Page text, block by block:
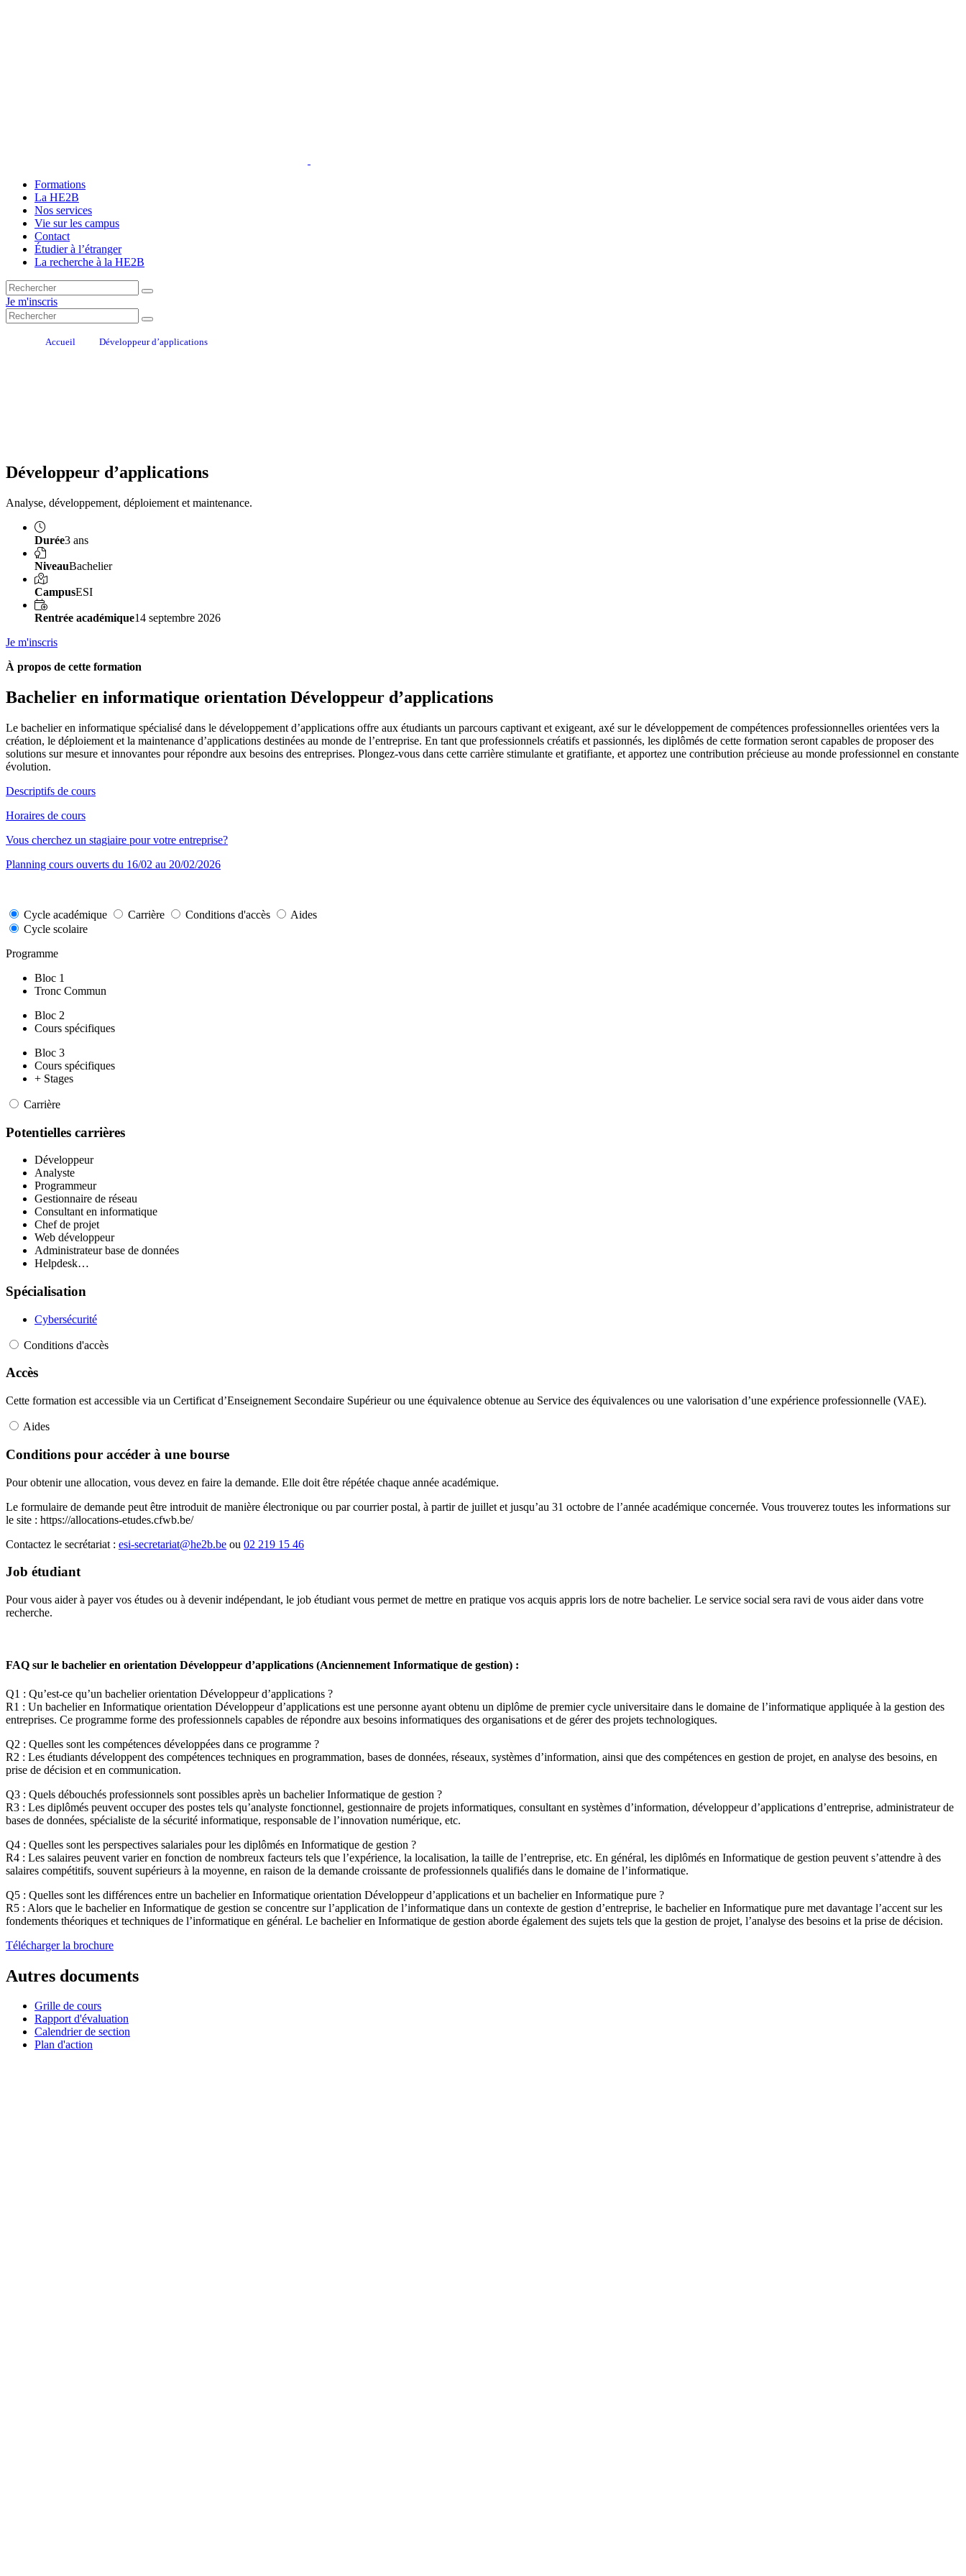
Formations
La HE2B
Nos services
Vie sur les campus
Contact
Étudier à l’étranger
La recherche à la HE2B
Je m'inscris
Accueil Développeur d’applications
Développeur d’applications
Analyse, développement, déploiement et maintenance.
Durée3 ans
NiveauBachelier
CampusESI
Rentrée académique14 septembre 2026
Je m'inscris
À propos de cette formation
Bachelier en informatique orientation Développeur d’applications
Le bachelier en informatique spécialisé dans le développement d’applications offre aux étudiants un parcours captivant et exigeant, axé sur le développement de compétences professionnelles orientées vers la
création, le déploiement et la maintenance d’applications destinées au monde de l’entreprise. En tant que professionnels créatifs et passionnés, les diplômés de cette formation seront capables de proposer des
solutions sur mesure et innovantes pour répondre aux besoins des entreprises. Plongez-vous dans cette carrière stimulante et gratifiante, et apportez une contribution précieuse au monde professionnel en constante
évolution.
Descriptifs de cours
Horaires de cours
Vous cherchez un stagiaire pour votre entreprise?
Planning cours ouverts du 16/02 au 20/02/2026
Cycle académique Carrière Conditions d'accès
Aides
Cycle scolaire
Programme
Bloc 1
Tronc Commun
Bloc 2
Cours spécifiques
Bloc 3
Cours spécifiques
+ Stages
Carrière
Potentielles carrières
Développeur
Analyste
Programmeur
Gestionnaire de réseau
Consultant en informatique
Chef de projet
Web développeur
Administrateur base de données
Helpdesk…
Spécialisation
Cybersécurité
Conditions d'accès
Accès
Cette formation est accessible via un Certificat d’Enseignement Secondaire Supérieur ou une équivalence obtenue au Service des équivalences ou une valorisation d’une expérience professionnelle (VAE).
Aides
Conditions pour accéder à une bourse
Pour obtenir une allocation, vous devez en faire la demande. Elle doit être répétée chaque année académique.
Le formulaire de demande peut être introduit de manière électronique ou par courrier postal, à partir de juillet et jusqu’au 31 octobre de l’année académique concernée. Vous trouverez toutes les informations sur
le site : https://allocations-etudes.cfwb.be/
Contactez le secrétariat : esi-secretariat@he2b.be ou 02 219 15 46
Job étudiant
Pour vous aider à payer vos études ou à devenir indépendant, le job étudiant vous permet de mettre en pratique vos acquis appris lors de notre bachelier. Le service social sera ravi de vous aider dans votre
recherche.
FAQ sur le bachelier en orientation Développeur d’applications (Anciennement Informatique de gestion) :
Q1 : Qu’est-ce qu’un bachelier orientation Développeur d’applications ?
R1 : Un bachelier en Informatique orientation Développeur d’applications est une personne ayant obtenu un diplôme de premier cycle universitaire dans le domaine de l’informatique appliquée à la gestion des
entreprises. Ce programme forme des professionnels capables de répondre aux besoins informatiques des organisations et de gérer des projets technologiques.
Q2 : Quelles sont les compétences développées dans ce programme ?
R2 : Les étudiants développent des compétences techniques en programmation, bases de données, réseaux, systèmes d’information, ainsi que des compétences en gestion de projet, en analyse des besoins, en
prise de décision et en communication.
Q3 : Quels débouchés professionnels sont possibles après un bachelier Informatique de gestion ?
R3 : Les diplômés peuvent occuper des postes tels qu’analyste fonctionnel, gestionnaire de projets informatiques, consultant en systèmes d’information, développeur d’applications d’entreprise, administrateur de
bases de données, spécialiste de la sécurité informatique, responsable de l’innovation numérique, etc.
Q4 : Quelles sont les perspectives salariales pour les diplômés en Informatique de gestion ?
R4 : Les salaires peuvent varier en fonction de nombreux facteurs tels que l’expérience, la localisation, la taille de l’entreprise, etc. En général, les diplômés en Informatique de gestion peuvent s’attendre à des
salaires compétitifs, souvent supérieurs à la moyenne, en raison de la demande croissante de professionnels qualifiés dans le domaine de l’informatique.
Q5 : Quelles sont les différences entre un bachelier en Informatique orientation Développeur d’applications et un bachelier en Informatique pure ?
R5 : Alors que le bachelier en Informatique de gestion se concentre sur l’application de l’informatique dans un contexte de gestion d’entreprise, le bachelier en Informatique pure met davantage l’accent sur les
fondements théoriques et techniques de l’informatique en général. Le bachelier en Informatique de gestion aborde également des sujets tels que la gestion de projet, l’analyse des besoins et la prise de décision.
Télécharger la brochure
Autres documents
Grille de cours
Rapport d'évaluation
Calendrier de section
Plan d'action